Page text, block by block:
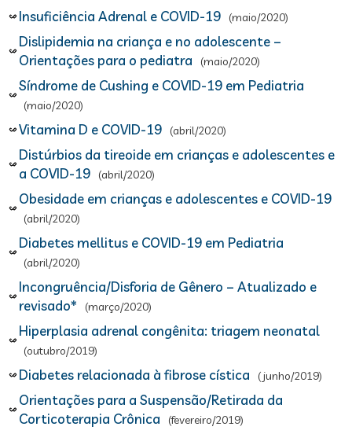
Insuficiência Adrenal e COVID-19 (maio/2020)
Dislipidemia na criança e no adolescente –
Orientações para o pediatra
(maio/2020)
Síndrome de Cushing e COVID-19 em Pediatria
(maio/2020)
Vitamina D e COVID-19 (abril/2020)
Distúrbios da tireoide em crianças e adolescentes e
a COVID-19
(abril/2020)
Obesidade em crianças e adolescentes e COVID-19
(abril/2020)
Diabetes mellitus e COVID-19 em Pediatria
(abril/2020)
Incongruência/Disforia de Gênero – Atualizado e
revisado*
(março/2020)
Hiperplasia adrenal congênita: triagem neonatal
(outubro/2019)
Diabetes relacionada à fibrose cística (junho/2019)
Orientações para a Suspensão/Retirada da
Corticoterapia Crônica
(fevereiro/2019)